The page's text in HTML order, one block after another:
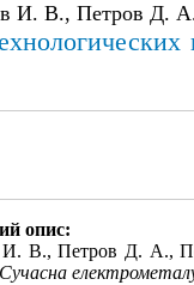
И. В., Петров Д.
опис:
В., Петров Д. А.,
Сучасна